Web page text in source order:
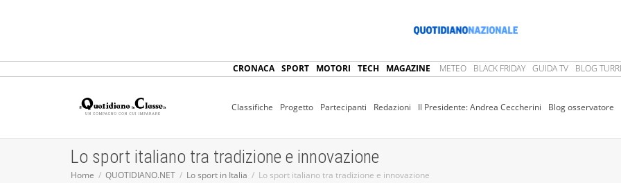
CRONACA SPORT MOTORI TECH MAGAZINE METEO BLACK FRIDAY GUIDA TV BLOG
Classifiche Progetto Partecipanti Redazioni Il Presidente: Andrea Ceccherini Blog osservatore
Lo sport italiano tra tradizione e innovazione
Home QUOTIDIANO.NET Lo sport in Italia Lo sport italiano tra tradizione e innovazione